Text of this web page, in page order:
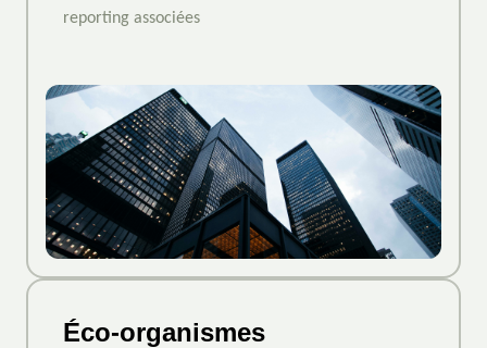
reporting associées
Éco-organismes